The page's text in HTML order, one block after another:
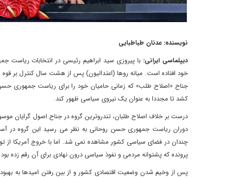
نویسنده: عدنان طباطبایی
دیپلماسی ایرانی: با پیروزی سید ابراهیم رئیسی در انتخابات ریاست
خود افتاده است. میانه روها (اعتدالیون) پس از هشت سال کنترل بر
جناح «اصلاح طلب» که زمانی حامیان خود را برای ریاست جمهوری
کشد تا مجددا به عنوان یک نیروی سیاسی ظهور کند.
درست بر خلاف اصلاح طلبان، تندروترین گروه در جناح اصول گرایان
دوران ریاست جمهوری حسن روحانی به نظر می رسید این گروه در
چندان در فضای سیاسی کشور مشاهده نمی شد. اما با خروج آمریکا
پرونده که پشتوانه مردمی و نفوذ سیاسی درون نهادی برای آن رقم زده
پس از وخیم شدن وضعیت اقتصادی کشور و از بین رفتن امیدها به